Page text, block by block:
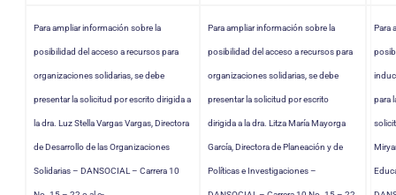
Para ampliar información sobre la
posibilidad del acceso a recursos para
organizaciones solidarias, se debe
presentar la solicitud por escrito dirigida a
la dra. Luz Stella Vargas Vargas, Directora
de Desarrollo de las Organizaciones
Solidarias – DANSOCIAL – Carrera 10
Para ampliar información sobre la
posibilidad del acceso a recursos para
organizaciones solidarias, se debe
presentar la solicitud por escrito
dirigida a la dra. Litza María Mayorga
García, Directora de Planeación y de
Políticas e Investigaciones –
Para
para